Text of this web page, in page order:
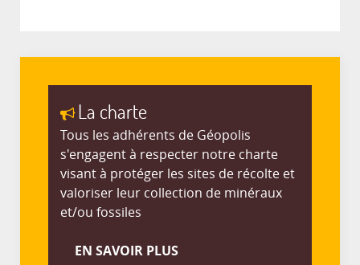
La charte
Tous les adhérents de Géopolis
s'engagent à respecter notre charte
visant à protéger les sites de récolte et
valoriser leur collection de minéraux
et/ou fossiles
EN SAVOIR PLUS